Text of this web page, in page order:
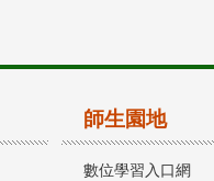
師生園地
數位學習入口網